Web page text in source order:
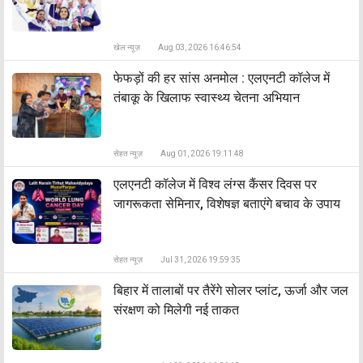
खेल न्यूज़ Aug 03, 2026 16:46:54
फेफड़ों की हर सांस अनमोल : एलएनटी कॉलेज में
तंबाकू के खिलाफ स्वास्थ्य चेतना अभियान
सेहत न्यूज़ Aug 01, 2026 19:11:48
एलएनटी कॉलेज में विश्व लंग्स कैंसर दिवस पर
जागरूकता सेमिनार, विशेषज्ञ बताएंगे बचाव के उपाय
सेहत न्यूज़ Jul 31, 2026 19:59:35
बिहार में तालाबों पर तैरेंगे सोलर प्लांट, ऊर्जा और जल
संरक्षण को मिलेगी नई ताकत